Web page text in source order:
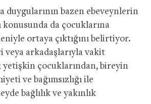
duygularının bazen ebeveynlerin
konusunda da çocuklarına
ortaya çıktığını belirtiyor.
veya arkadaşlarıyla vakit
yetişkin çocuklarından, bireyin
ve bağımsızlığı ile
bağlılık ve yakınlık